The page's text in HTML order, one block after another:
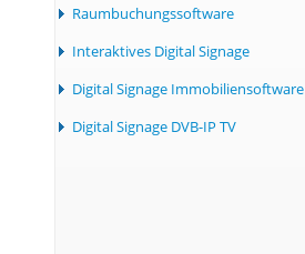
Raumbuchungssoftware
Interaktives Digital Signage
Digital Signage Immobiliensoftware
Digital Signage DVB-IP TV